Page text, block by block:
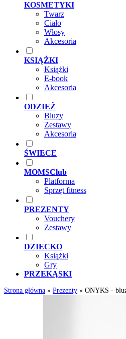
KOSMETYKI
Twarz
Ciało
Włosy
Akcesoria
KSIĄŻKI
Książki
E-book
Akcesoria
ODZIEŻ
Bluzy
Zestawy
Akcesoria
ŚWIECE
MOMSClub
Platforma
Sprzęt fitness
PREZENTY
Vouchery
Zestawy
DZIECKO
Książki
Gry
PRZEKĄSKI
Strona główna » Prezenty » ONYKS -